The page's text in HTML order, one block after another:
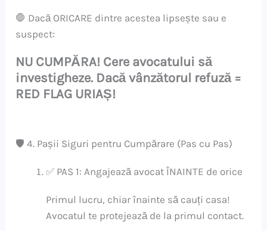
🛑 Dacă ORICARE dintre acestea lipsește sau e
suspect:
NU CUMPĂRA! Cere avocatului să
investigheze. Dacă vânzătorul refuză =
RED FLAG URIAȘ!
🛡️ 4. Pașii Siguri pentru Cumpărare (Pas cu Pas)
✅ PAS 1: Angajează avocat ÎNAINTE de orice
Primul lucru, chiar înainte să cauți casa!
Avocatul te protejează de la primul contact.